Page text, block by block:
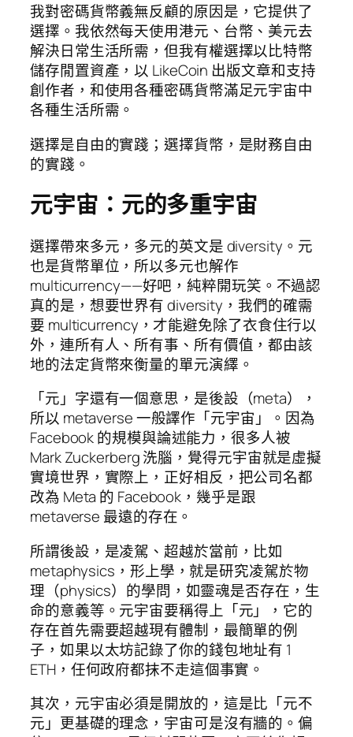
我對密碼貨幣義無反顧的原因是，它提供了
選擇。我依然每天使用港元、台幣、美元去
解決日常生活所需，但我有權選擇以比特幣
儲存閒置資產，以 LikeCoin 出版文章和支持
創作者，和使用各種密碼貨幣滿足元宇宙中
各種生活所需。
選擇是自由的實踐；選擇貨幣，是財務自由
的實踐。
元宇宙：元的多重宇宙
選擇帶來多元，多元的英文是 diversity。元
也是貨幣單位，所以多元也解作
multicurrency——好吧，純粹開玩笑。不過認
真的是，想要世界有 diversity，我們的確需
要 multicurrency，才能避免除了衣食住行以
外，連所有人、所有事、所有價值，都由該
地的法定貨幣來衡量的單元演繹。
「元」字還有一個意思，是後設（meta），
所以 metaverse 一般譯作「元宇宙」。因為
Facebook 的規模與論述能力，很多人被
Mark Zuckerberg 洗腦，覺得元宇宙就是虛擬
實境世界，實際上，正好相反，把公司名都
改為 Meta 的 Facebook，幾乎是跟
metaverse 最遠的存在。
所謂後設，是凌駕、超越於當前，比如
metaphysics，形上學，就是研究凌駕於物
理（physics）的學問，如靈魂是否存在，生
命的意義等。元宇宙要稱得上「元」，它的
存在首先需要超越現有體制，最簡單的例
子，如果以太坊記錄了你的錢包地址有 1
ETH，任何政府都抹不走這個事實。
其次，元宇宙必須是開放的，這是比「元不
元」更基礎的理念，宇宙可是沒有牆的。偏